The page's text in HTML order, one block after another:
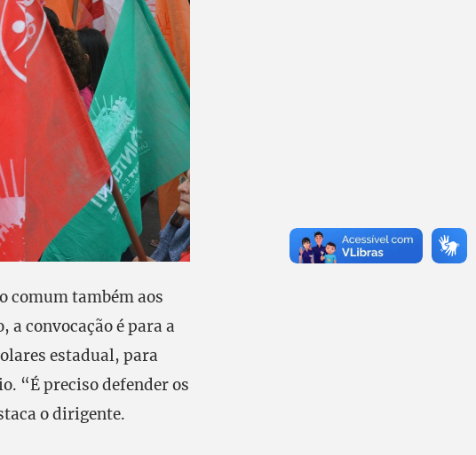
comum também aos
a convocação é para a
estadual, para
“É preciso defender os
o dirigente.